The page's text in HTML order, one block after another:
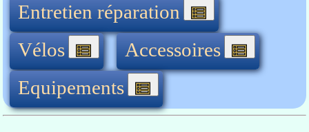
Entretien réparation
Vélos
Accessoires
Equipements